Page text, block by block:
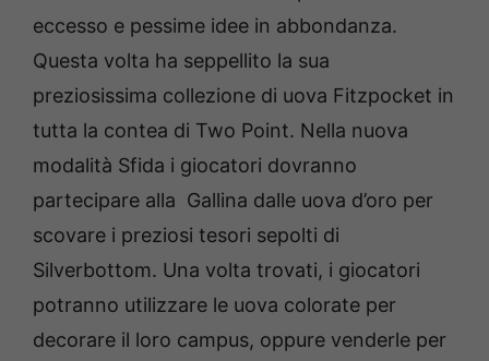
eccesso e pessime idee in abbondanza.
Questa volta ha seppellito la sua
preziosissima collezione di uova Fitzpocket in
tutta la contea di Two Point. Nella nuova
modalità Sfida i giocatori dovranno
partecipare alla Gallina dalle uova d’oro per
scovare i preziosi tesori sepolti di
Silverbottom. Una volta trovati, i giocatori
potranno utilizzare le uova colorate per
decorare il loro campus, oppure venderle per